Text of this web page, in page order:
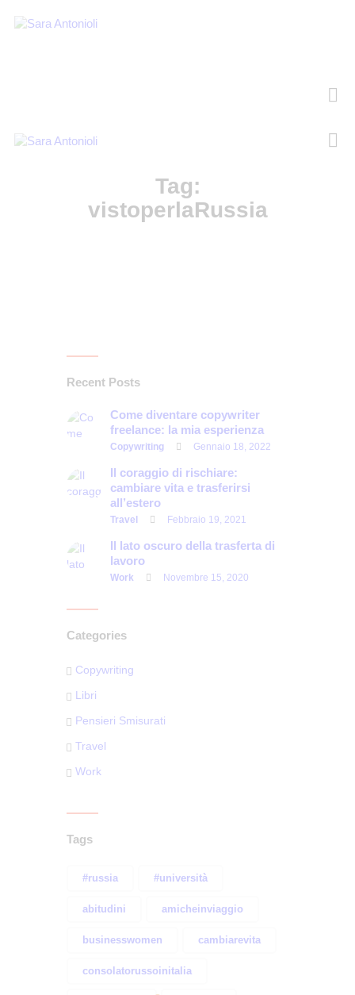
Tag:
vistoperlaRussia
Recent Posts
Come diventare copywriter
freelance: la mia esperienza
Copywriting Gennaio 18, 2022
Il coraggio di rischiare:
cambiare vita e trasferirsi
all’estero
Travel Febbraio 19, 2021
Il lato oscuro della trasferta di
lavoro
Work Novembre 15, 2020
Categories
Copywriting
Libri
Pensieri Smisurati
Travel
Work
Tags
#russia #università
abitudini amicheinviaggio
businesswomen cambiarevita
consolatorussoinitalia